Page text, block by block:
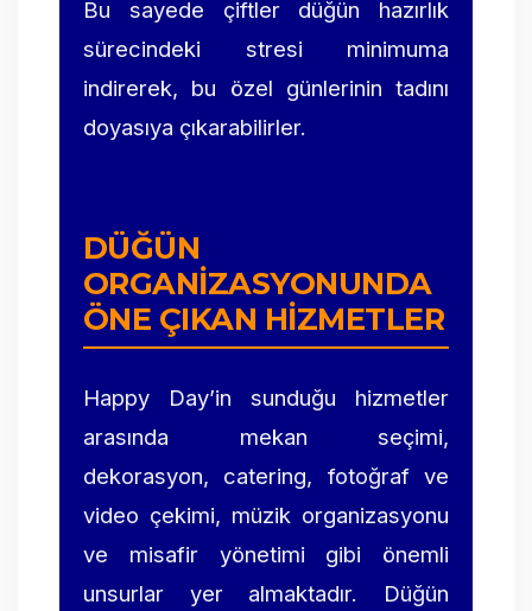
Bu sayede çiftler düğün hazırlık
sürecindeki stresi minimuma
indirerek, bu özel günlerinin tadını
doyasıya çıkarabilirler.
DÜĞÜN
ORGANIZASYONUNDA
ÖNE ÇIKAN HIZMETLER
Happy Day’in sunduğu hizmetler
arasında mekan seçimi,
dekorasyon, catering, fotoğraf ve
video çekimi, müzik organizasyonu
ve misafir yönetimi gibi önemli
unsurlar yer almaktadır. Düğün